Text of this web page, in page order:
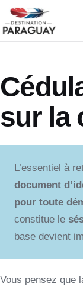
sur la
L’essentiel à
document
pour toute
constitue le
base devient
Vous pensez que